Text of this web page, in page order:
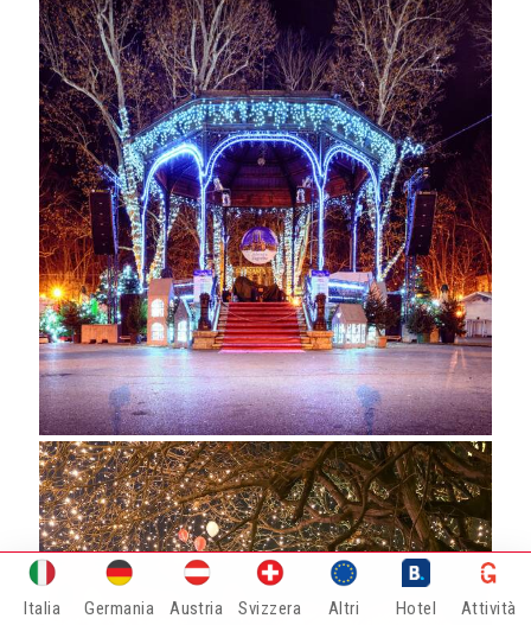
Italia Germania Austria Svizzera Altri Hotel Attività